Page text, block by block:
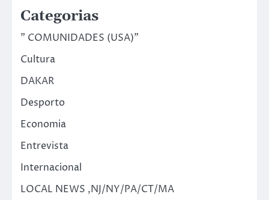
Categorias
" COMUNIDADES (USA)"
Cultura
DAKAR
Desporto
Economia
Entrevista
Internacional
LOCAL NEWS ,NJ/NY/PA/CT/MA